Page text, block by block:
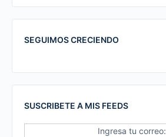
SEGUIMOS CRECIENDO
SUSCRIBETE A MIS FEEDS
Ingresa tu correo: